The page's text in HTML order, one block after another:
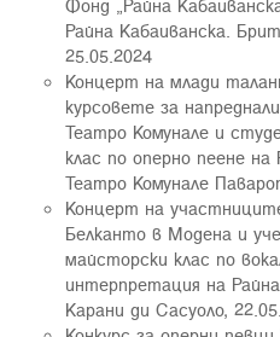
Фонд „Райна
Райна Кабаиванска.
25.05.2024
Концерт на млади
курсовете за
Театро Комунале и
клас по оперно пеене на
Театро Комунале
Концерт на
Белканто в Модена и
майсторски клас по
интерпретация на
Карани ди Сасуоло,